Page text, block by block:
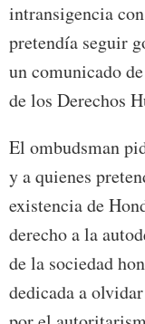
intransigencia
pretendía seguir
un comunicado
de los Derechos
El ombudsman
y a quienes
existencia de
derecho a la
de la sociedad
dedicada a